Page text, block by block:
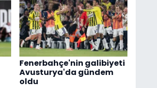
Fenerbahçe'nin galibiyeti
Avusturya'da gündem
oldu